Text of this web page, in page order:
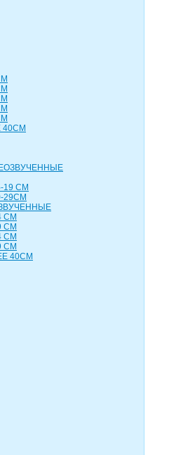
40СМ
19 СМ
29СМ
СМ
СМ
СМ
СМ
40СМ